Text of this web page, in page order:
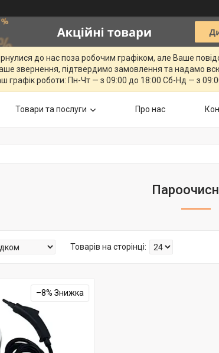
до нас поза робочим графіком, але Ваше
звернення, підтвердимо замовлення та надамо
графік роботи: Пн-Чт — з 09:00 до 18:00 Сб-Нд — з
Товари та послуги Про нас
–8%